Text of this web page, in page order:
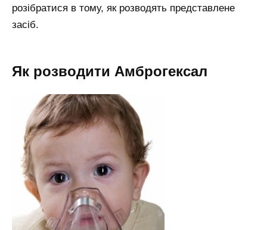
розібратися в тому, як розводять представлене
засіб.
Як розводити Амброгексал